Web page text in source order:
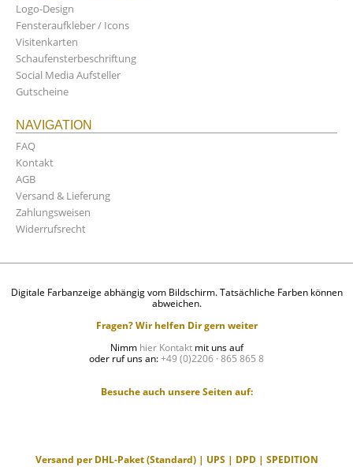
Logo-Design
Fensteraufkleber / Icons
Visitenkarten
Schaufensterbeschriftung
Social Media Aufsteller
Gutscheine
NAVIGATION
FAQ
Kontakt
AGB
Versand & Lieferung
Zahlungsweisen
Widerrufsrecht
Digitale Farbanzeige abhängig vom Bildschirm. Tatsächliche Farben können
abweichen.
Fragen? Wir helfen Dir gern weiter
Nimm hier Kontaktmit uns auf
oder ruf uns an:+49 (0)2206 · 865 865 8
Besuche auch unsere Seiten auf:
Versand per DHL-Paket (Standard) | UPS | DPD | SPEDITION